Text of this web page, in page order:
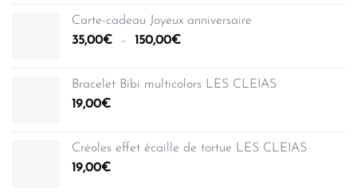
35,00€
à
Carte-cadeau Joyeux anniversaire
35,00€ – 150,00€Plage
35,00€
Bracelet Bibi multicolors LES CLEIAS
19,00€
Créoles effet écaille de tortue LES CLEIAS
19,00€